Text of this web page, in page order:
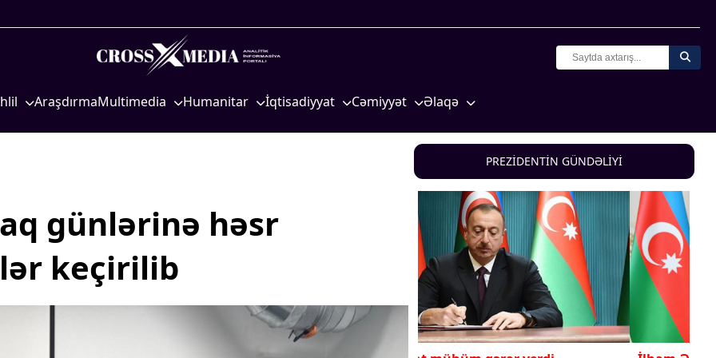
AraşdırmaMultimedia Humanitar
Mədəniyyətimizin Zəfəri
İqtisadiyyat
nəqliyyat
COP29
Cəmiyyət
Məhkəmə və hüquq
Gənclər və İdman
Hadisə
Sağlamlıq
Əlaqə
günlərinə həsr
keçirilib
PREZİDENTİN GÜNDƏLİYİ